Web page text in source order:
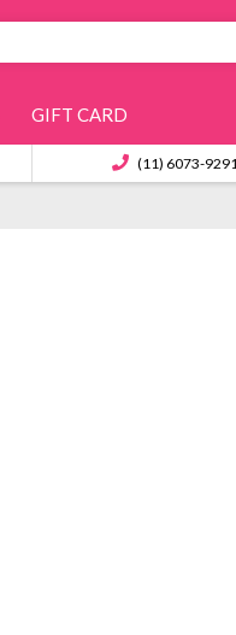
GIFT CARD
(11) 6073-